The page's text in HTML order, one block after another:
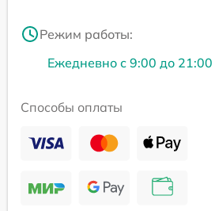
Режим работы:
Ежедневно с 9:00 до 21:00
Способы оплаты